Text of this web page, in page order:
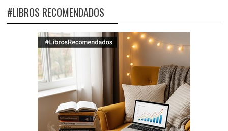
#LIBROS RECOMENDADOS